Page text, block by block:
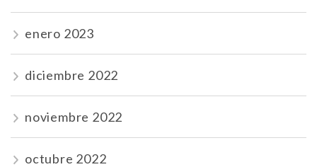
enero 2023
diciembre 2022
noviembre 2022
octubre 2022